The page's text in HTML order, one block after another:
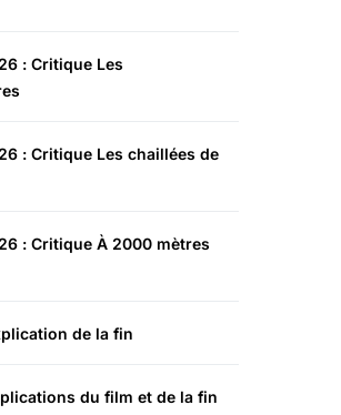
: Critique Les
: Critique Les chaillées de
: Critique À 2000 mètres
de la fin
du film et de la fin